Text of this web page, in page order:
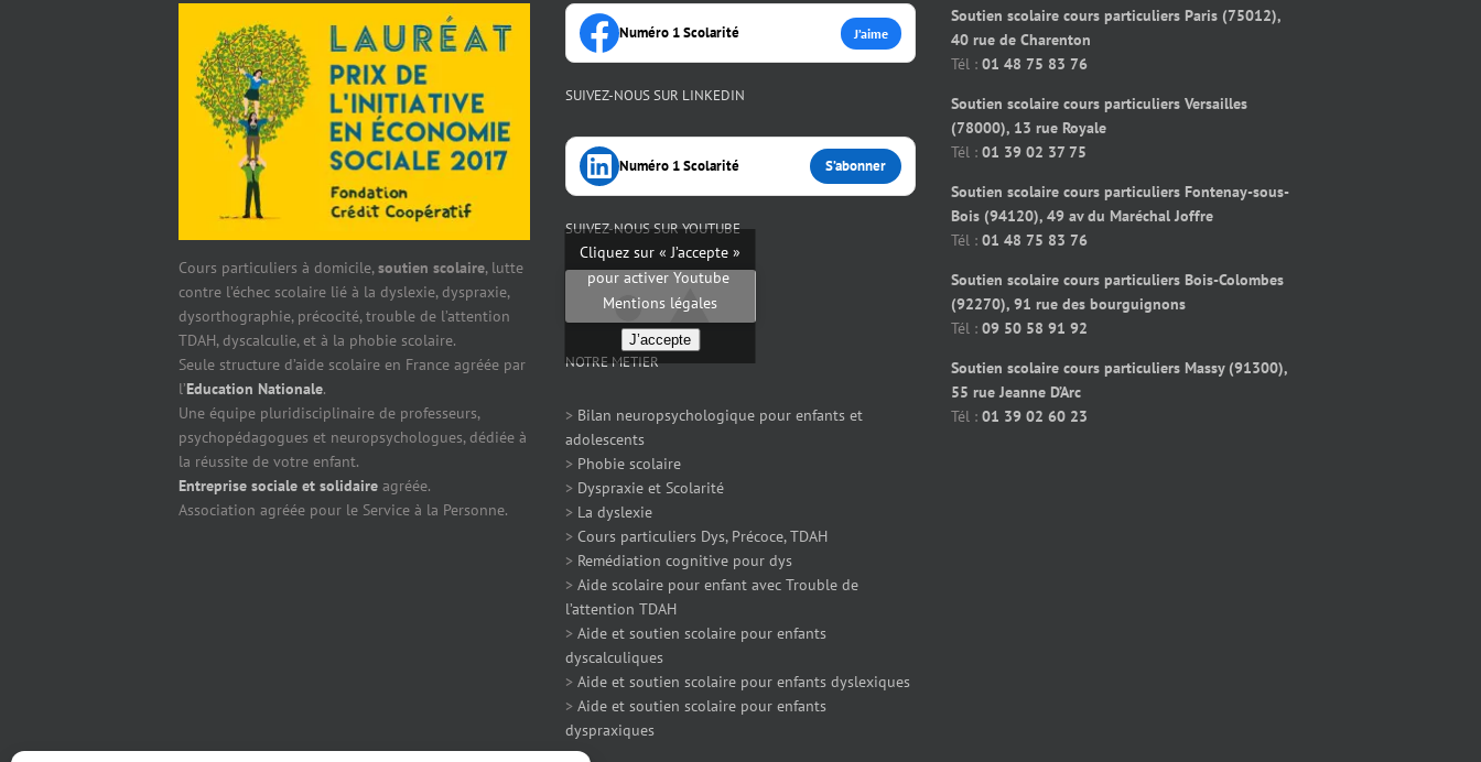
Cours particuliers à domicile,soutien scolaire, lutte
contre l’échec scolaire lié à la dyslexie, dyspraxie,
dysorthographie, précocité, trouble de l’attention
TDAH, dyscalculie, et à la phobie scolaire.
Seule structure d’aide scolaire en France agréée par
l’Education Nationale.
Une équipe pluridisciplinaire de professeurs,
psychopédagogues et neuropsychologues, dédiée à
la réussite de votre enfant.
Entreprise sociale et solidaire agréée.
Association agréée pour le Service à la Personne.
Numéro 1 Scolarité J’aime
SUIVEZ-NOUS SUR LINKEDIN
Numéro 1 Scolarité S’abonner
SUIVEZ-NOUS SUR YOUTUBE
Cliquez sur « J’accepte »
pour activer Youtube
Mentions légales
J’accepte
NOTRE METIER
> Bilan neuropsychologique pour enfants et
adolescents
> Phobie scolaire
> Dyspraxie et Scolarité
> La dyslexie
> Cours particuliers Dys, Précoce, TDAH
> Remédiation cognitive pour dys
> Aide scolaire pour enfant avec Trouble de
l’attention TDAH
> Aide et soutien scolaire pour enfants
dyscalculiques
> Aide et soutien scolaire pour enfants dyslexiques
> Aide et soutien scolaire pour enfants
dyspraxiques
>
Soutien scolaire cours particuliers Paris (75012),
40 rue de Charenton
Tél :01 48 75 83 76
Soutien scolaire cours particuliers Versailles
(78000), 13 rue Royale
Tél :01 39 02 37 75
Soutien scolaire cours particuliers Fontenay-sous-
Bois (94120), 49 av du Maréchal Joffre
Tél :01 48 75 83 76
Soutien scolaire cours particuliers Bois-Colombes
(92270), 91 rue des bourguignons
Tél :09 50 58 91 92
Soutien scolaire cours particuliers Massy (91300),
55 rue Jeanne D’Arc
Tél :01 39 02 60 23